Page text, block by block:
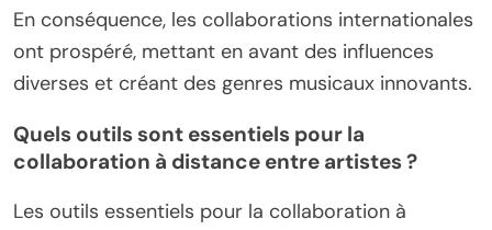
En conséquence, les collaborations internationales
ont prospéré, mettant en avant des influences
diverses et créant des genres musicaux innovants.
Quels outils sont essentiels pour la
collaboration à distance entre artistes ?
Les outils essentiels pour la collaboration à